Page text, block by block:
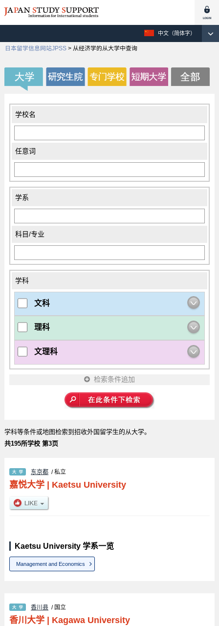
中文（简体字）
日本留学信息网站JPSS > 从经济学的从大学中查询
学校名
任意词
学系
科目/专业
学科
文科
理科
文理科
检索条件追加
学科等条件或地图检索到招收外国留学生的从大学。
共195所学校 第3页
东京都 / 私立
嘉悦大学| Kaetsu University
Kaetsu University 学系一览
Management and Economics
香川县 / 国立
香川大学| Kagawa University